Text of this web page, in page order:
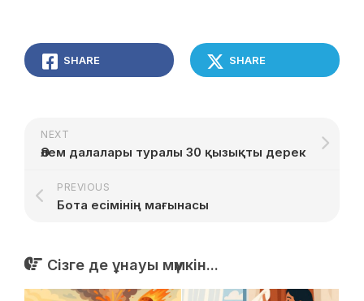
SHARE SHARE
NEXT
Әлем далалары туралы 30 қызықты дерек
PREVIOUS
Бота есімінің мағынасы
Сізге де ұнауы мүмкін...